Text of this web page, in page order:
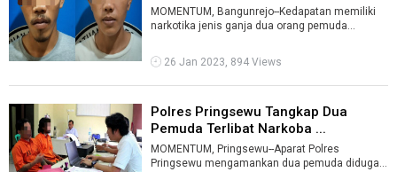
MOMENTUM, Bangunrejo--Kedapatan memiliki
narkotika jenis ganja dua orang pemuda
Tengah ...
26 Jan 2023, 894 Views
Polres Pringsewu Tangkap Dua
Pemuda Terlibat Narkoba ...
MOMENTUM, Pringsewu--Aparat Polres
Pringsewu mengamankan dua pemuda diduga